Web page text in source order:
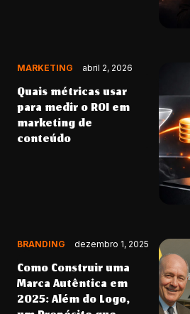
MARKETING abril 2, 2026
Quais métricas usar
para medir o ROI em
marketing de
conteúdo
BRANDING dezembro 1, 2025
Como Construir uma
Marca Autêntica em
2025: Além do Logo,